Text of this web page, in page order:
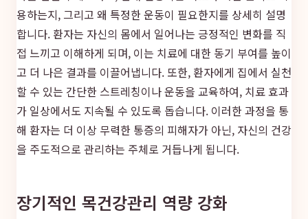
용하는지, 그리고 왜 특정한 운동이 필요한지를 상세히 설명
합니다. 환자는 자신의 몸에서 일어나는 긍정적인 변화를 직
접 느끼고 이해하게 되며, 이는 치료에 대한 동기 부여를 높이
고 더 나은 결과를 이끌어냅니다. 또한, 환자에게 집에서 실천
할 수 있는 간단한 스트레칭이나 운동을 교육하여, 치료 효과
가 일상에서도 지속될 수 있도록 돕습니다. 이러한 과정을 통
해 환자는 더 이상 무력한 통증의 피해자가 아닌, 자신의 건강
을 주도적으로 관리하는 주체로 거듭나게 됩니다.
장기적인 목건강관리 역량 강화